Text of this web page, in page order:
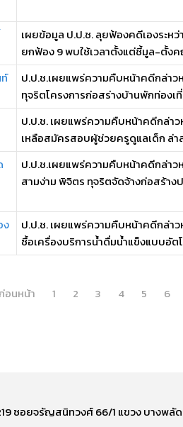
เผยข้อมูล ป.ป.ช. ลุยฟ้องคดีเองระหว่
ยกฟ้อง 9 พบใช้เวลาตั้งแต่ชี้มูล-ตั้ง
ป.ป.ช.เผยแพร่ความคืบหน้าคดีกล่า
ทุจริตโครงการก่อสร่างบ้านพักท่องเ
ป.ป.ช. เผยแพร่ความคืบหน้าคดีกล่า
เหลือสมัครสอบผู้ช่วยครูดูแลเด็ก ล่
ป.ป.ช.เผยแพร่ความคืบหน้าคดีกล่า
สามง่าม พิจิตร ทุจริตจัดจ้างก่อสร้า
ง
ป.ป.ช. เผยแพร่ความคืบหน้าคดีกล่า
ซื้อเครื่องบริการน้ำดื่มน้ำแข็งแบบอัต
อนหน้า 1 2 3 4 5 6
ซอยจรัญสนิทวงศ์ 66/1 แขวง บางพลั